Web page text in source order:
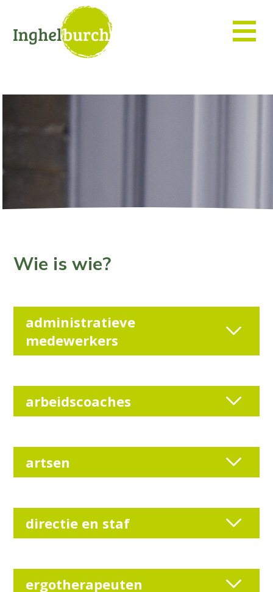
Wie is wie?
administratieve
medewerkers
arbeidscoaches
artsen
directie en staf
ergotherapeuten